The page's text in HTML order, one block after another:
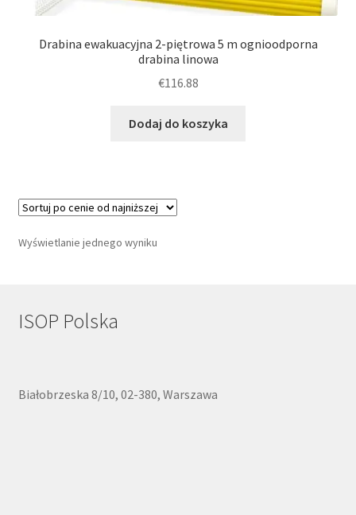
Drabina ewakuacyjna 2-piętrowa 5 m ognioodporna
drabina linowa
€116.88
Dodaj do koszyka
Wyświetlanie jednego wyniku
ISOP Polska
Białobrzeska 8/10, 02-380, Warszawa